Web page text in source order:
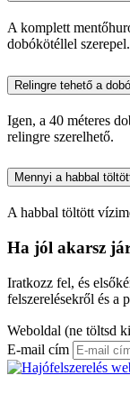
A komplett
dobókötéllel szerepel.
Relingre tehető a
Igen, a 40 méteres
relingre szerelhető.
Mennyi a habbal
A habbal töltött
Ha jól akarsz
Iratkozz fel, és
felszerelésekről és a
Weboldal (ne töltsd
E-mail cím